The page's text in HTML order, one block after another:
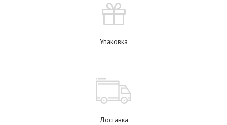
Упаковка
Доставка